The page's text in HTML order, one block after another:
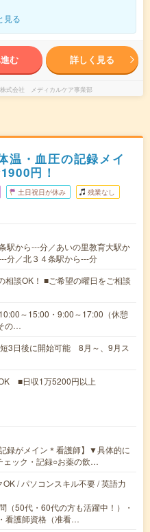
見る
む 詳しく見る
式会社 メディカルケア事業部
・血圧の記録メイ
円！
土日祝日が休み 残業なし
駅から---分／あいの里教育大駅か
分／北３４条駅から---分
相談OK！ ■ご希望の曜日をご相談
～15:00・9:00～17:00（休憩
の…
3日後に開始可能 8月～、9月ス
■日収1万5200円以上
録がメイン＊看護師】▼具体的に
ック・記録○お薬の飲…
OK / パソコンスキル不要 / 英語力
50代・60代の方も活躍中！）・
看護師資格（准看…